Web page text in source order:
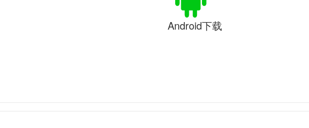
Android下载